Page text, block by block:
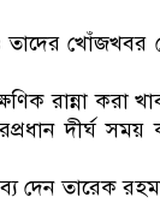
তাদের খোঁজখবর
রান্না করা
দীর্ঘ সময়
দেন তারেক